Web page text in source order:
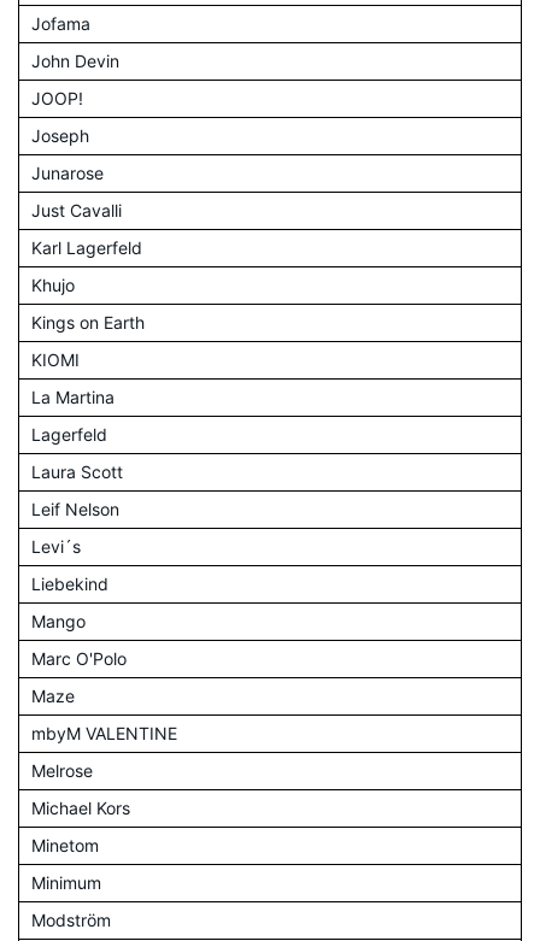
Jofama
John Devin
JOOP!
Joseph
Junarose
Just Cavalli
Karl Lagerfeld
Khujo
Kings on Earth
KIOMI
La Martina
Lagerfeld
Laura Scott
Leif Nelson
Levi´s
Liebekind
Mango
Marc O'Polo
Maze
mbyM VALENTINE
Melrose
Michael Kors
Minetom
Minimum
Modström